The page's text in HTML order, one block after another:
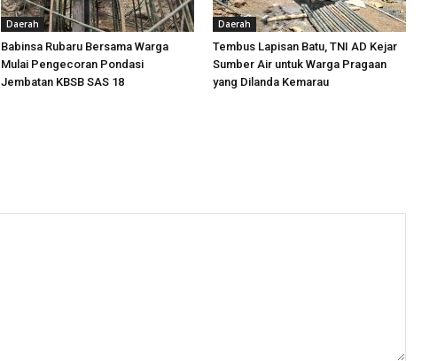
Daerah
Babinsa Rubaru Bersama Warga
Mulai Pengecoran Pondasi
Jembatan KBSB SAS 18
Daerah
Tembus Lapisan Batu, TNI AD Kejar
Sumber Air untuk Warga Pragaan
yang Dilanda Kemarau